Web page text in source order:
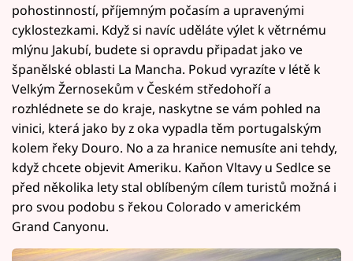
pohostinností, příjemným počasím a upravenými
cyklostezkami. Když si navíc uděláte výlet k větrnému
mlýnu Jakubí, budete si opravdu připadat jako ve
španělské oblasti La Mancha. Pokud vyrazíte v létě k
Velkým Žernosekům v Českém středohoří a
rozhlédnete se do kraje, naskytne se vám pohled na
vinici, která jako by z oka vypadla těm portugalským
kolem řeky Douro. No a za hranice nemusíte ani tehdy,
když chcete objevit Ameriku. Kaňon Vltavy u Sedlce se
před několika lety stal oblíbeným cílem turistů možná i
pro svou podobu s řekou Colorado v americkém
Grand Canyonu.